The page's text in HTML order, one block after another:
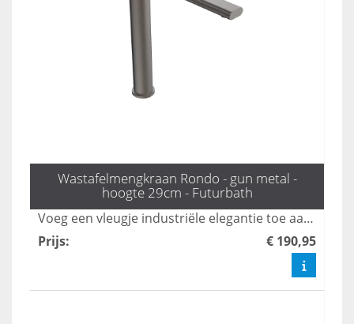
Wastafelmengkraan Rondo - gun metal -
hoogte 29cm - Futurbath
Voeg een vleugje industriële elegantie toe aan uw badkamer met de Rondo hoge mengkraan in gunmetal. Met een hoogte van 29 cm is deze kraan ideaal voor moderne badkamerontwerpen, en combineert stijl met functionaliteit voor een verfijnde uitstraling. Upgrade uw interieur met deze prachtige toevoeging die zowel esthetisch als praktisch is.
Prijs: € 190,95